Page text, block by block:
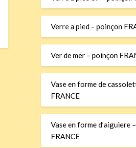
Verre a pied – poinçon
Ver de mer – poinçon
Vase en forme de
FRANCE
Vase en forme d’aiguiere
FRANCE